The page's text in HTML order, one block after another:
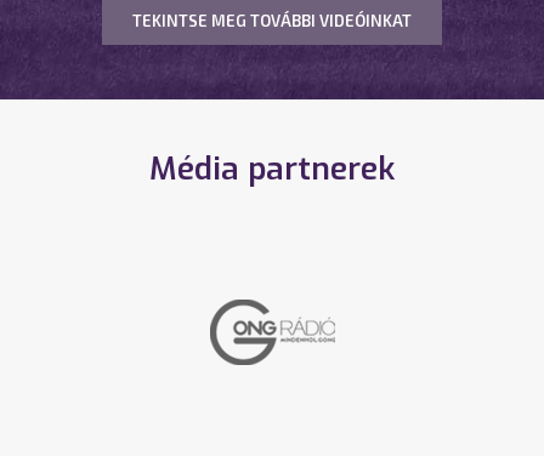
TEKINTSE MEG TOVÁBBI VIDEÓINKAT
Média partnerek